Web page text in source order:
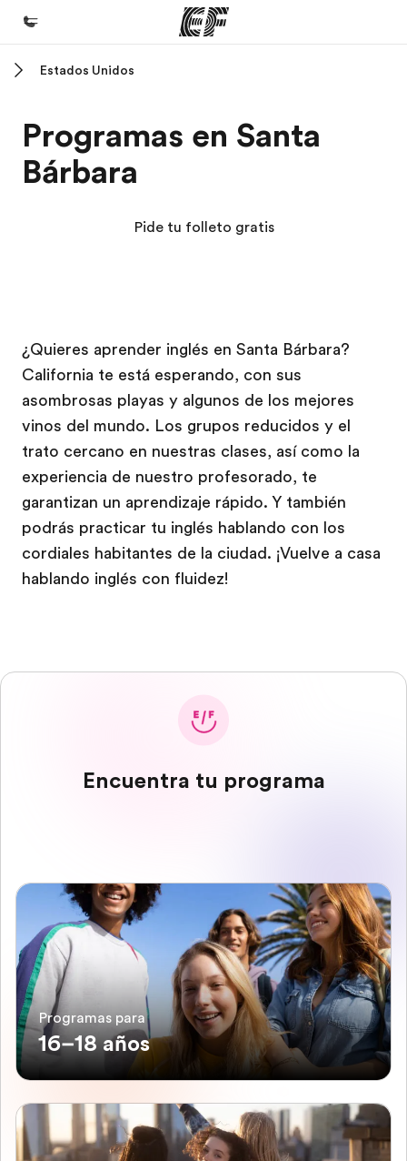
Programas
Ver todo lo que hacemos
Trabajos
Únete al equipo
Estados Unidos
Programas en Santa
Bárbara
Pide tu folleto gratis
¿Quieres aprender inglés en Santa Bárbara?
California te está esperando, con sus
asombrosas playas y algunos de los mejores
vinos del mundo. Los grupos reducidos y el
trato cercano en nuestras clases, así como la
experiencia de nuestro profesorado, te
garantizan un aprendizaje rápido. Y también
podrás practicar tu inglés hablando con los
cordiales habitantes de la ciudad. ¡Vuelve a casa
hablando inglés con fluidez!
Encuentra tu programa
Programas para
16–18 años